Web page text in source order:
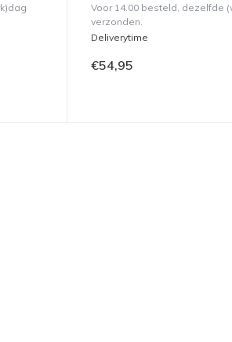
Voor 14.00 besteld, dezelfde
verzonden.
Deliverytime
€54,95